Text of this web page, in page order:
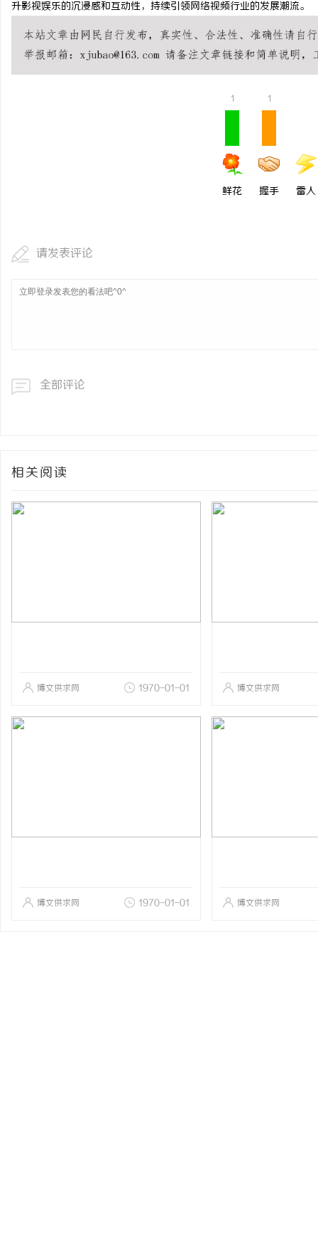
升影视娱乐的沉浸感和互动性，持续引领网络视频行业的发展潮流。
1
鲜花
1
握手 雷人
请发表评论
全部评论
相关阅读
博文供求网 1970-01-01 博文供求网
博文供求网 1970-01-01 博文供求网